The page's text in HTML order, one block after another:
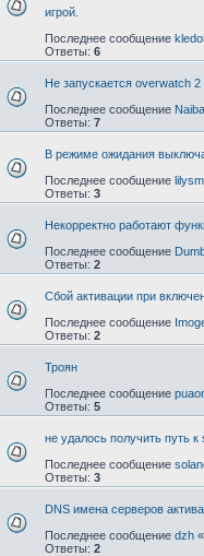
игрой.
Последнее сообщение
Ответы: 6
Не запускается overwatch
Последнее сообщение
Ответы: 7
В режиме ожидания
Последнее сообщение
Ответы: 3
Некорректно работают
Последнее сообщение
Ответы: 2
Сбой активации при
Последнее сообщение
Ответы: 2
Троян
Последнее сообщение
Ответы: 5
не удалось получить путь к
Последнее сообщение
Ответы: 3
DNS имена серверов
Последнее сообщение dzh «
Ответы: 2